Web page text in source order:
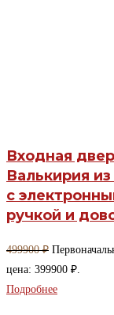
Входная
Валькирия
с
ручкой и
499900₽
цена: 399900 ₽.
Подробнее